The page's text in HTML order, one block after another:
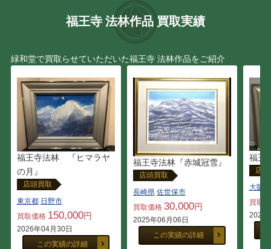
小林 古径 幸野 楳嶺
竹久 夢二 下村 観山
川端 龍子 小杉 放庵
畠中 光享 森田 りえ子
歌川 広重 葛飾 北斎
福王寺 法林作品 買取実績
緑和堂で買取らせていただいた福王寺 法林作品をご紹介
福王寺法林 『ヒマラヤ
の月』
店頭買取
東京都 日野市
買取価格 150,000円
2026年04月30日
この実績の詳細
福王寺法林『赤城冠雪』
店頭買取
長崎県 佐世保市
買取価格 30,000円
2025年06月06日
この実績の詳細
福王
店
大阪府
買取
2024